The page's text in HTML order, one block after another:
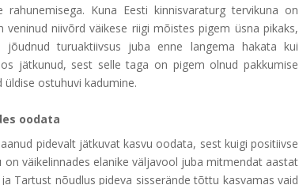
Kuna Eesti kinnisvaraturg tervikuna on
niivõrd väikese riigi mõistes pigem üsna pikaks,
turuaktiivsus juba enne langema hakata kui
jätkunud, sest selle taga on pigem olnud pakkumise
ostuhuvi kadumine.
oodata
pidevalt jätkuvat kasvu oodata, sest kuigi positiivse
väikelinnades elanike väljavool juba mitmendat aastat
Tartust nõudlus pideva sisserände tõttu kasvamas vaid